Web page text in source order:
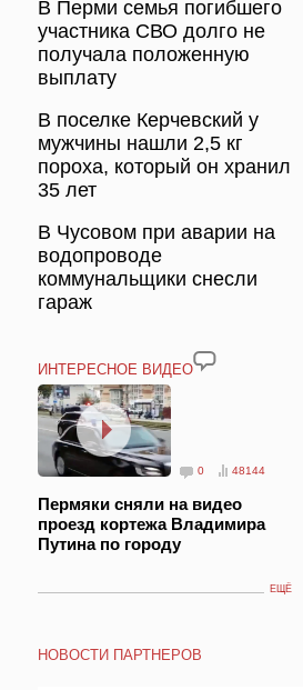
В Перми семья погибшего
участника СВО долго не
получала положенную
выплату
В поселке Керчевский у
мужчины нашли 2,5 кг
пороха, который он хранил
35 лет
В Чусовом при аварии на
водопроводе
коммунальщики снесли
гараж
ИНТЕРЕСНОЕ ВИДЕО
0 48144
Пермяки сняли на видео
проезд кортежа Владимира
Путина по городу
ЕЩЁ
НОВОСТИ ПАРТНЕРОВ